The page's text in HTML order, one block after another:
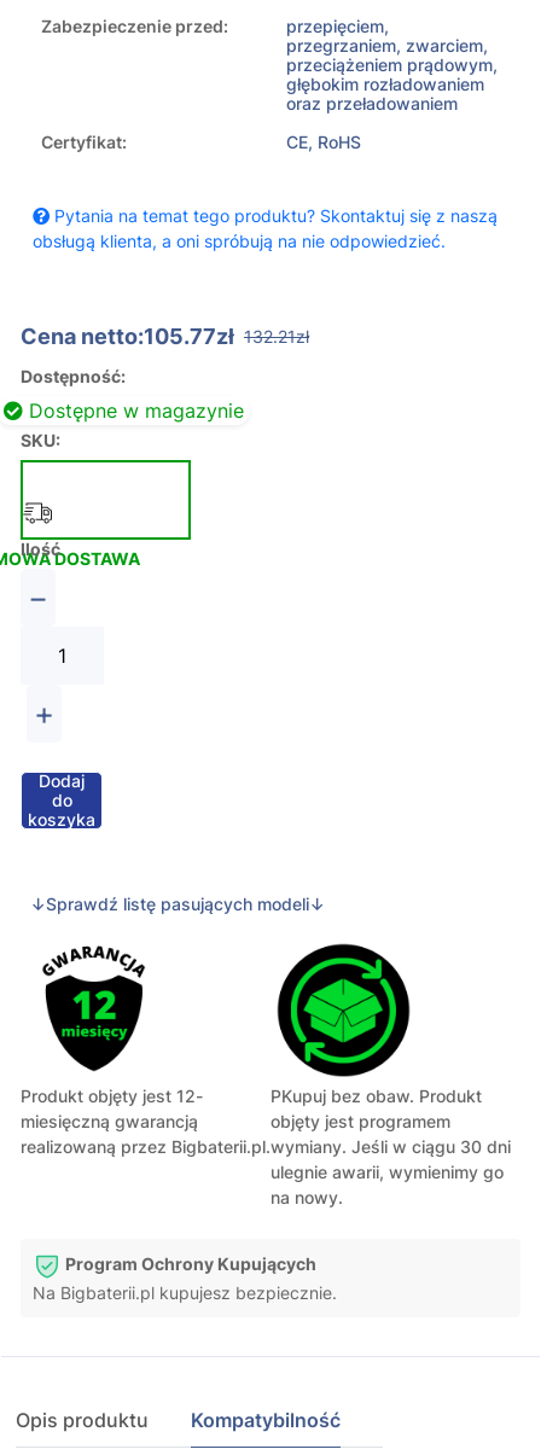
Zabezpieczenie przed:
przepięciem,
przegrzaniem, zwarciem,
przeciążeniem prądowym,
głębokim rozładowaniem
oraz przeładowaniem
Certyfikat:
CE, RoHS
Pytania na temat tego produktu? Skontaktuj się z naszą
obsługą klienta, a oni spróbują na nie odpowiedzieć.
Cena netto:105.77zł 132.21zł
Dostępność:
Dostępne w magazynie
SKU:
DOSTAWA
Ilość
−
+
Dodaj
do
koszyka
↓Sprawdź listę pasujących modeli↓
Produkt objęty jest 12-
miesięczną gwarancją
realizowaną przez Bigbaterii.pl.
PKupuj bez obaw. Produkt
objęty jest programem
wymiany. Jeśli w ciągu 30 dni
ulegnie awarii, wymienimy go
na nowy.
Program Ochrony Kupujących
Na Bigbaterii.pl kupujesz bezpiecznie.
Opis produktu Kompatybilność